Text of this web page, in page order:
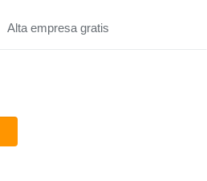
Alta empresa gratis